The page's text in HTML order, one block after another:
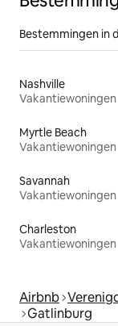
Bestemmingen in
Nashville
Vakantiewoningen
Myrtle Beach
Vakantiewoningen
Savannah
Vakantiewoningen
Charleston
Vakantiewoningen
Airbnb
Gatlinburg